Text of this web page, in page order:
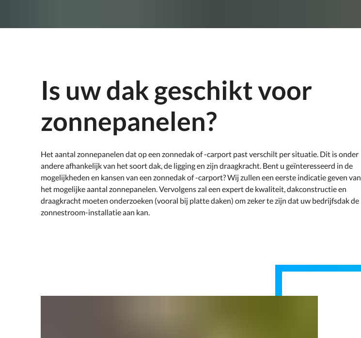
Is uw dak geschikt voor
zonnepanelen?
Het aantal zonnepanelen dat op een zonnedak of -carport past verschilt per situatie. Dit is onder
andere afhankelijk van het soort dak, de ligging en zijn draagkracht. Bent u geïnteresseerd in de
mogelijkheden en kansen van een zonnedak of -carport? Wij zullen een eerste indicatie geven van
het mogelijke aantal zonnepanelen. Vervolgens zal een expert de kwaliteit, dakconstructie en
draagkracht moeten onderzoeken (vooral bij platte daken) om zeker te zijn dat uw bedrijfsdak de
zonnestroom-installatie aan kan.